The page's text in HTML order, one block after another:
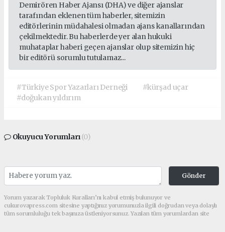
Demirören Haber Ajansı (DHA) ve diğer ajanslar
tarafından eklenen tüm haberler, sitemizin
editörlerinin müdahalesi olmadan ajans kanallarından
çekilmektedir. Bu haberlerde yer alan hukuki
muhataplar haberi geçen ajanslar olup sitemizin hiç
bir editörü sorumlu tutulamaz...
#Türkiye Spor Yazarları Derneği
#kürşad uçar
#doğukan yıldırım
Okuyucu Yorumları(0)
Gönder
Yorum yazarak Topluluk Kuralları’nı kabul etmiş bulunuyor ve
cukurovapress.com sitesine yaptığınız yorumunuzla ilgili doğrudan veya dolaylı
tüm sorumluluğu tek başınıza üstleniyorsunuz. Yazılan tüm yorumlardan site